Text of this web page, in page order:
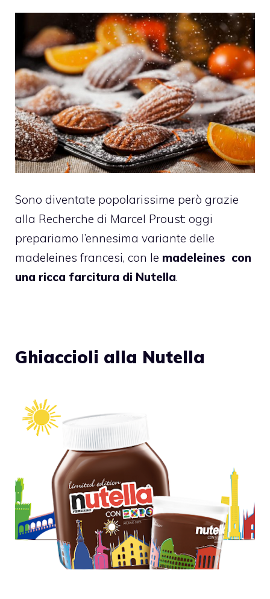
Sono diventate popolarissime però grazie
alla Recherche di Marcel Proust: oggi
prepariamo l’ennesima variante delle
madeleines francesi, con le madeleines con
una ricca farcitura di Nutella.
Ghiaccioli alla Nutella